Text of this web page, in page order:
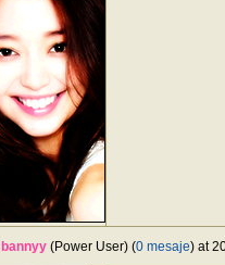
bannyy (Power User) (0 mesaje) at